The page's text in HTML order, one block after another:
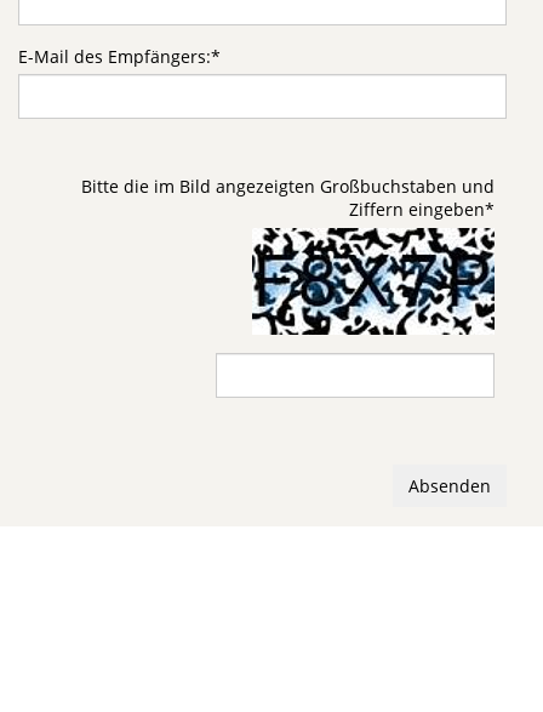
E-Mail des Empfängers:*
Bitte die im Bild angezeigten Großbuchstaben und
Ziffern eingeben*
Absenden